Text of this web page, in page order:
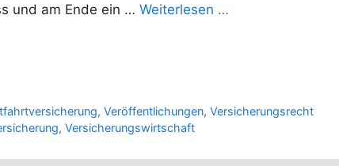
und am Ende ein … Weiterlesen …
,Veröffentlichungen,Versicherungsrecht
,Versicherungswirtschaft